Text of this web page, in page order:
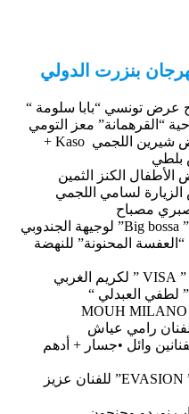
2022: مسرحية “العفسة المحنونة” للنهضة
2022: عرض الفنانين وائل •جسار + أدهم
الأربعاء 17 أوت 2022: عرض ” EVASION” للفنان عزيز